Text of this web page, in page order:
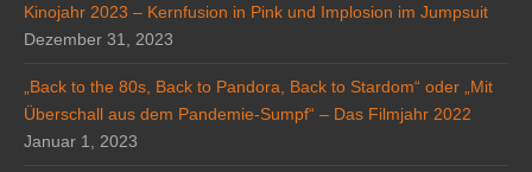
Kinojahr 2023 – Kernfusion in Pink und Implosion im Jumpsuit
Dezember 31, 2023
„Back to the 80s, Back to Pandora, Back to Stardom“ oder „Mit
Überschall aus dem Pandemie-Sumpf“ – Das Filmjahr 2022
Januar 1, 2023